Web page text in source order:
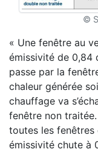
©
« Une fenêtre au
émissivité de 0,84
passe par la
chaleur générée
chauffage va
fenêtre non
toutes les fenêtres
émissivité chute à